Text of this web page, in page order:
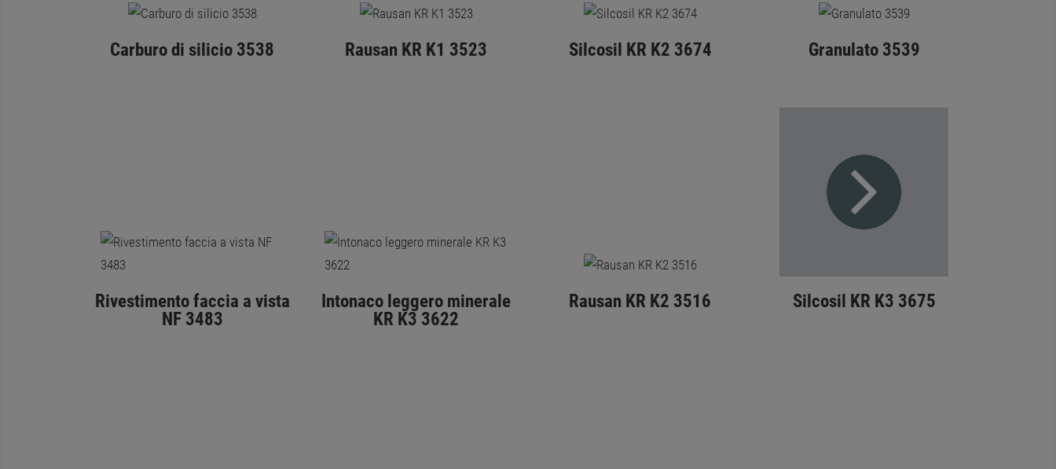
Carburo di silicio 3538 Rausan KR K1 3523 Silcosil KR K2 3674 Granulato 3539
Rivestimento faccia a vista
NF 3483
Intonaco leggero minerale
KR K3 3622
Rausan KR K2 3516 Silcosil KR K3 3675